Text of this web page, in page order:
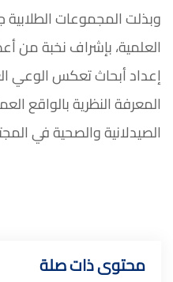
وبذلت المجموعات الطلابية
العلمية، بإشراف نخبة من
إعداد أبحاث تعكس الوعي
المعرفة النظرية بالواقع
الصيدلانية والصحية في
محتوى ذات صلة